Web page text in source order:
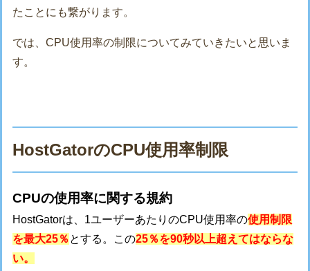
たことにも繋がります。
では、CPU使用率の制限についてみていきたいと思いま
す。
HostGatorのCPU使用率制限
CPUの使用率に関する規約
HostGatorは、1ユーザーあたりのCPU使用率の使用制限
を最大25％ とする。この25％を90秒以上超えてはならな
い。